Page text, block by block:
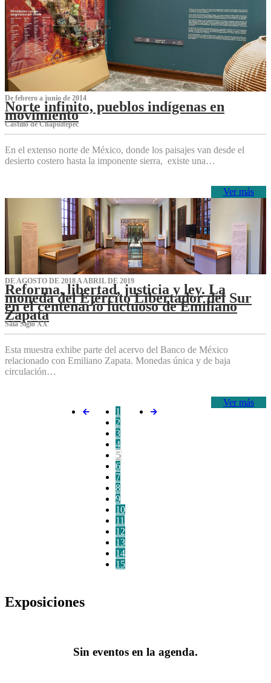
De febrero a junio de 2014
Norte infinito, pueblos indígenas en
movimiento
Castillo de Chapultepec
En el extenso norte de México, donde los paisajes van desde el
desierto costero hasta la imponente sierra, existe una…
Ver más
DE AGOSTO DE 2018 A ABRIL DE 2019
Reforma, libertad, justicia y ley. La
moneda del Ejército Libertador del Sur
en el centenario luctuoso de Emiliano
Zapata
Sala Siglo XX
Esta muestra exhibe parte del acervo del Banco de México
relacionado con Emiliano Zapata. Monedas única y de baja
circulación…
Ver más
1
2
3
4
5
6
7
8
9
10
11
12
13
14
15
Exposiciones
Sin eventos en la agenda.